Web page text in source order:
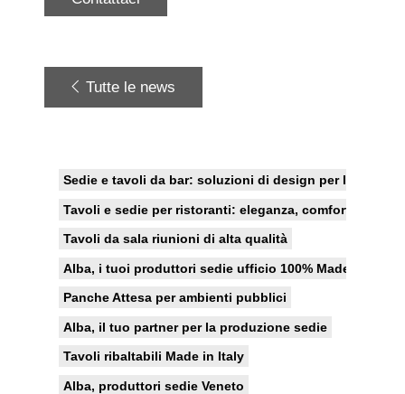
Tutte le news
Sedie e tavoli da bar: soluzioni di design per l'indoor
Tavoli e sedie per ristoranti: eleganza, comfort e
Tavoli da sala riunioni di alta qualità
Alba, i tuoi produttori sedie ufficio 100% Made in Italy
Panche Attesa per ambienti pubblici
Alba, il tuo partner per la produzione sedie
Tavoli ribaltabili Made in Italy
Alba, produttori sedie Veneto